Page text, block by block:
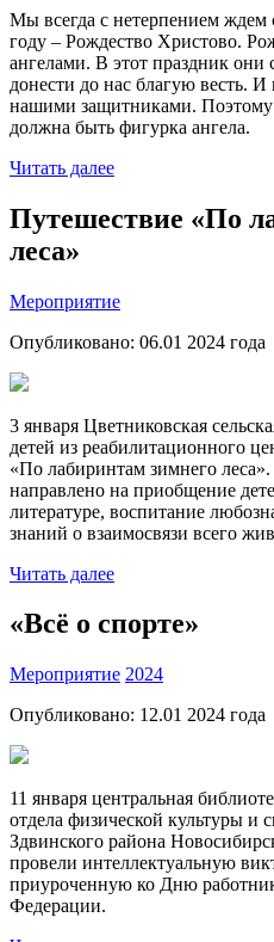
Мы всегда с нетерпением ждем
году – Рождество Христово.
ангелами. В этот праздник они
донести до нас благую весть.
нашими защитниками. Поэтому
должна быть фигурка ангела.
Читать далее
Путешествие «По
леса»
Мероприятие
Опубликовано: 06.01 2024 года
3 января Цветниковская
детей из реабилитационного
«По лабиринтам зимнего
направлено на приобщение
литературе, воспитание
знаний о взаимосвязи всего
Читать далее
«Всё о спорте»
Мероприятие 2024
Опубликовано: 12.01 2024 года
11 января центральная
отдела физической культуры и
Здвинского района
провели интеллектуальную
приуроченную ко Дню
Федерации.